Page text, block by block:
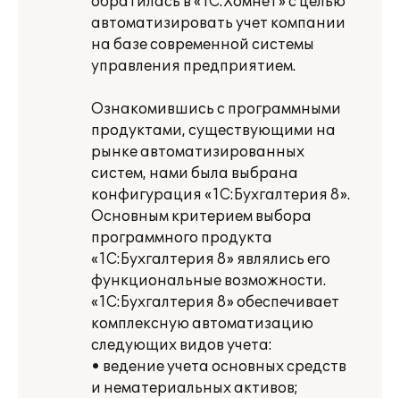
автоматизировать учет компании
на базе современной системы
управления предприятием.
Ознакомившись с программными
продуктами, существующими на
рынке автоматизированных
систем, нами была выбрана
конфигурация «1С:Бухгалтерия 8».
Основным критерием выбора
программного продукта
«1С:Бухгалтерия 8» являлись его
функциональные возможности.
«1С:Бухгалтерия 8» обеспечивает
комплексную автоматизацию
следующих видов учета:
• ведение учета основных средств
и нематериальных активов;